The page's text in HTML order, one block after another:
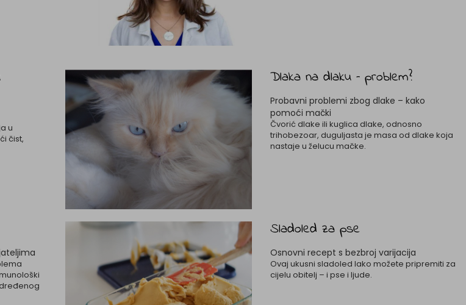
u
čist,
Dlaka na dlaku – problem?
Probavni problemi zbog dlake – kako
pomoći mački
Čvorić dlake ili kuglica dlake, odnosno
trihobezoar, duguljasta je masa od dlake koja
nastaje u želucu mačke.
Sladoled za pse
Osnovni recept s bezbroj varijacija
Ovaj ukusni sladoled lako možete pripremiti za
cijelu obitelj – i pse i ljude.